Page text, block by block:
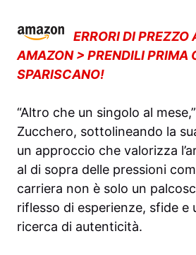
ERRORI DI PREZZO
AMAZON > PRENDILI PRIMA
SPARISCANO!
“Altro che un singolo al
Zucchero, sottolineando la
un approccio che valorizza
al di sopra delle pressioni
carriera non è solo un
riflesso di esperienze, sfide e
ricerca di autenticità.